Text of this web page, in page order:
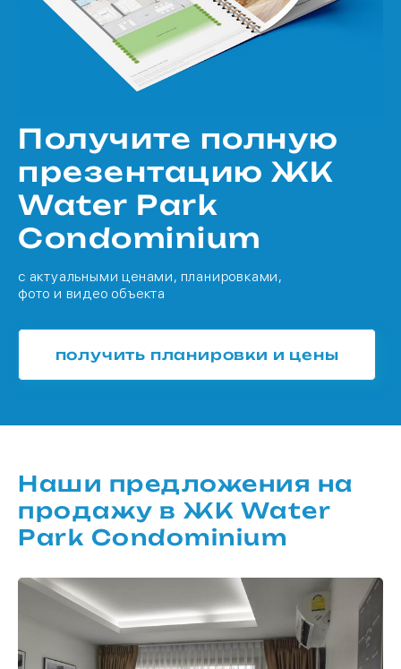
Получите полную
презентацию ЖК
Water Park
Condominium
с актуальными ценами, планировками,
фото и видео объекта
получить планировки и цены
Наши предложения на
продажу в ЖК Water
Park Condominium